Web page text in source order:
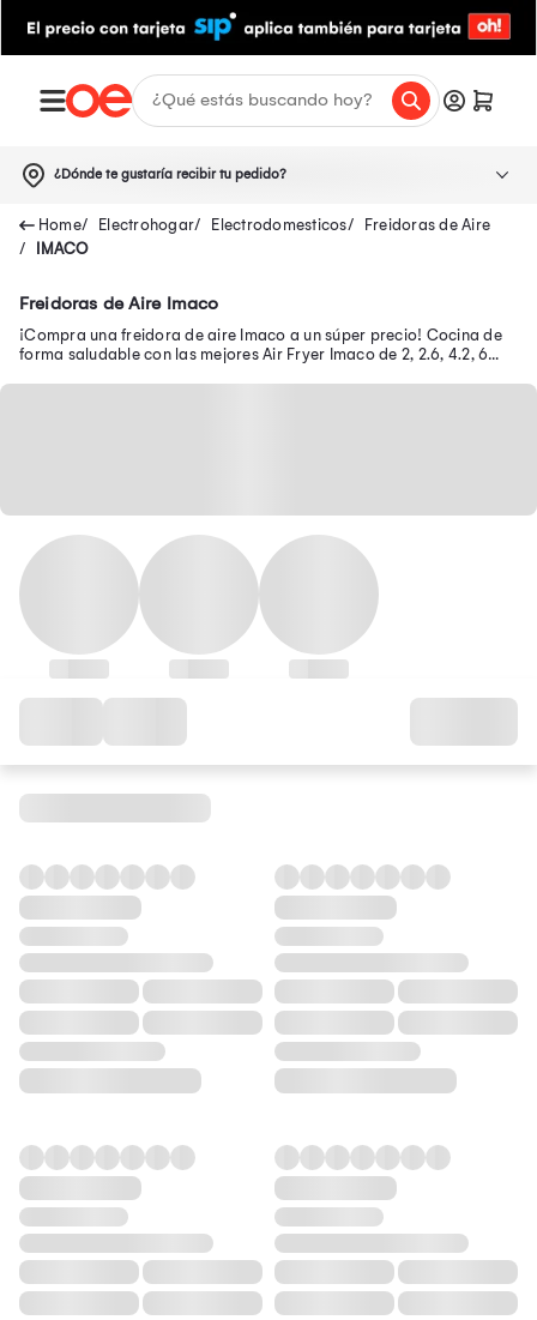
¿Dónde te gustaría recibir tu pedido?
Electrohogar Electrodomesticos
Freidoras de Aire
IMACO
Freidoras de Aire Imaco
¡Compra una freidora de aire Imaco a un súper precio! Cocina de
forma saludable con las mejores Air Fryer Imaco de 2, 2.6, 4.2, 6